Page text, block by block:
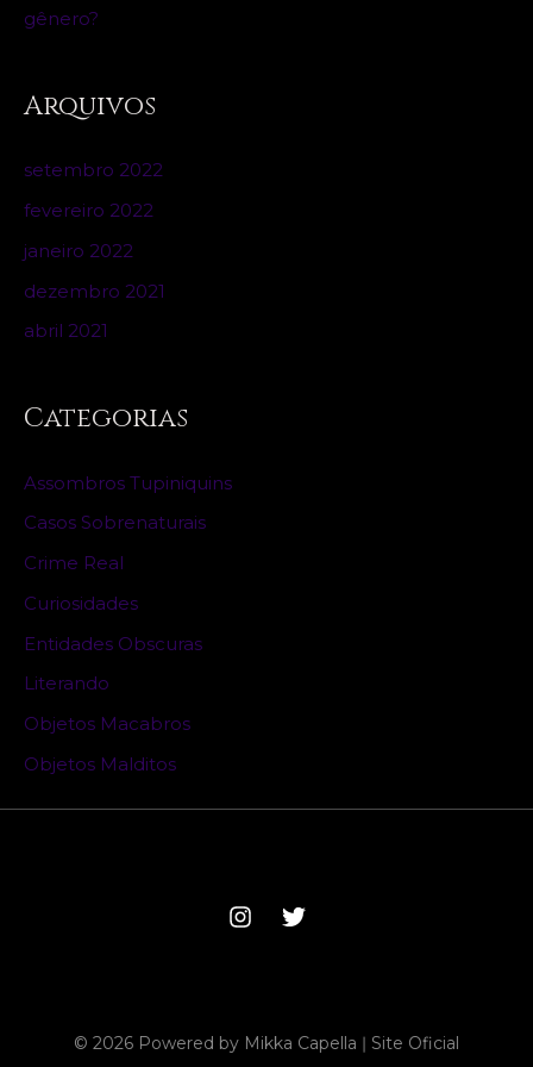
gênero?
Arquivos
setembro 2022
fevereiro 2022
janeiro 2022
dezembro 2021
abril 2021
Categorias
Assombros Tupiniquins
Casos Sobrenaturais
Crime Real
Curiosidades
Entidades Obscuras
Literando
Objetos Macabros
Objetos Malditos
© 2026 Powered by Mikka Capella ǀ Site Oficial